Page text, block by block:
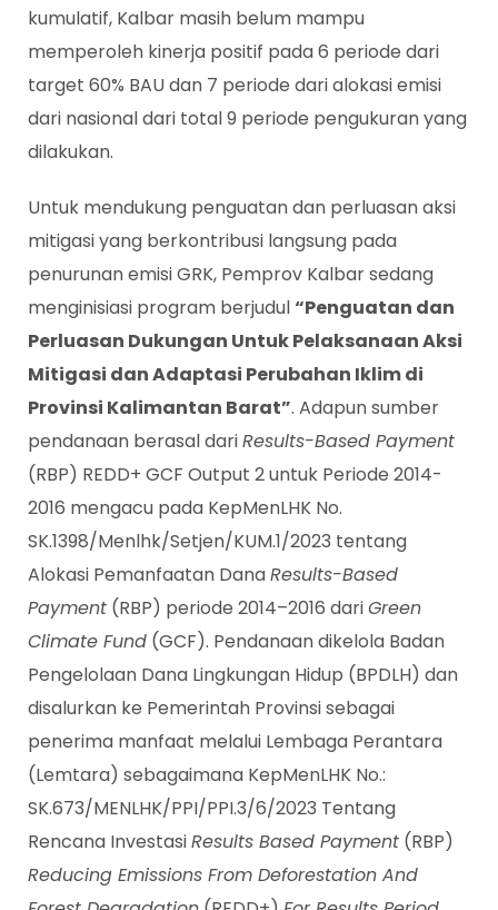
kumulatif, Kalbar masih belum mampu
memperoleh kinerja positif pada 6 periode dari
target 60% BAU dan 7 periode dari alokasi emisi
dari nasional dari total 9 periode pengukuran yang
dilakukan.
Untuk mendukung penguatan dan perluasan aksi
mitigasi yang berkontribusi langsung pada
penurunan emisi GRK, Pemprov Kalbar sedang
menginisiasi program berjudul“Penguatan dan
Perluasan Dukungan Untuk Pelaksanaan Aksi
Mitigasi dan Adaptasi Perubahan Iklim di
Provinsi Kalimantan Barat”. Adapun sumber
pendanaan berasal dariResults-Based Payment
(RBP) REDD+ GCF Output 2 untuk Periode 2014-
2016 mengacu pada KepMenLHK No.
SK.1398/Menlhk/Setjen/KUM.1/2023 tentang
Alokasi Pemanfaatan DanaResults-Based
Payment (RBP) periode 2014–2016 dariGreen
Climate Fund (GCF). Pendanaan dikelola Badan
Pengelolaan Dana Lingkungan Hidup (BPDLH) dan
disalurkan ke Pemerintah Provinsi sebagai
penerima manfaat melalui Lembaga Perantara
(Lemtara) sebagaimana KepMenLHK No.:
SK.673/MENLHK/PPI/PPI.3/6/2023 Tentang
Rencana InvestasiResults Based Payment (RBP)
Reducing Emissions From Deforestation And